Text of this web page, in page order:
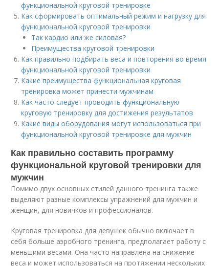
функциональной круговой тренировке
Как сформировать оптимальный режим и нагрузку для
функциональной круговой тренировки
Так кардио или же силовая?
Преимущества круговой тренировки
Как правильно подбирать веса и повторения во время
функциональной круговой тренировки
Какие преимущества функциональная круговая
тренировка может принести мужчинам
Как часто следует проводить функциональную
круговую тренировку для достижения результатов
Какие виды оборудования могут использоваться при
функциональной круговой тренировке для мужчин
Как правильно составить программу
функциональной круговой тренировки для
мужчин
Помимо двух основных стилей данного тренинга также
выделяют разные комплексы упражнений для мужчин и
женщин, для новичков и профессионалов.
Круговая тренировка для девушек обычно включает в
себя больше аэробного тренинга, предполагает работу с
меньшими весами. Она часто направлена на снижение
веса и может использоваться на протяжении нескольких